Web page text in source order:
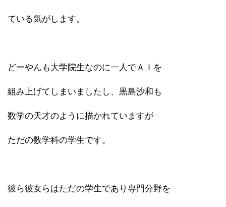
ている気がします。
どーやんも大学院生なのに一人でＡＩを
組み上げてしまいましたし、黒島沙和も
数学の天才のように描かれていますが
ただの数学科の学生です。
彼ら彼女らはただの学生であり専門分野を